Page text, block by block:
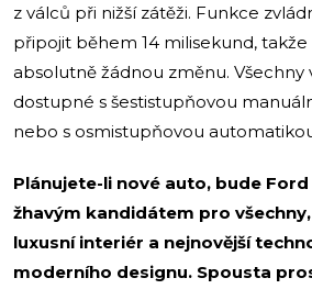
z válců při nižší zátěži. Funkce
připojit během 14 milisekund,
absolutně žádnou změnu. Všechny
dostupné s šestistupňovou
nebo s osmistupňovou
Plánujete-li nové auto, bude
žhavým kandidátem pro
luxusní interiér a nejnovější
moderního designu. Spousta